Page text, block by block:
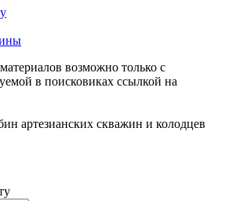
возможно только с
в поисковиках ссылкой на
артезианских скважин и колодцев